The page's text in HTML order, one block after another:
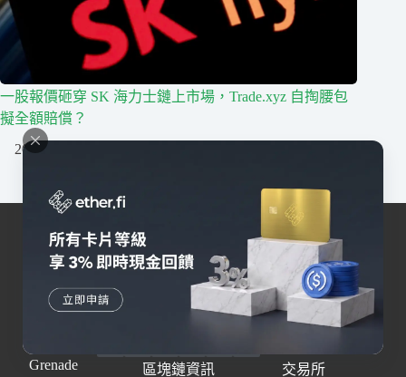
一股報價砸穿 SK 海力士鏈上市場，Trade.xyz 自掏腰包
擬全額賠償？
2026/07/29
我們深耕台灣區塊鏈行業，擁有最活躍的社群，提供
區塊鏈相關一站式服務。
Grenade 區塊鏈資訊 交易所